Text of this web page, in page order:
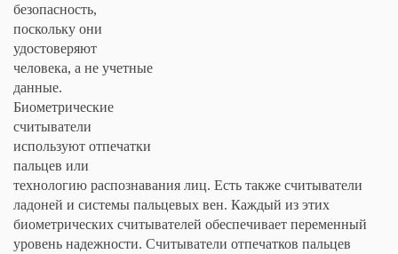
безопасность,
поскольку они
удостоверяют
человека, а не учетные
данные.
Биометрические
считыватели
используют отпечатки
пальцев или
технологию распознавания лиц. Есть также считыватели
ладоней и системы пальцевых вен. Каждый из этих
биометрических считывателей обеспечивает переменный
уровень надежности. Считыватели отпечатков пальцев